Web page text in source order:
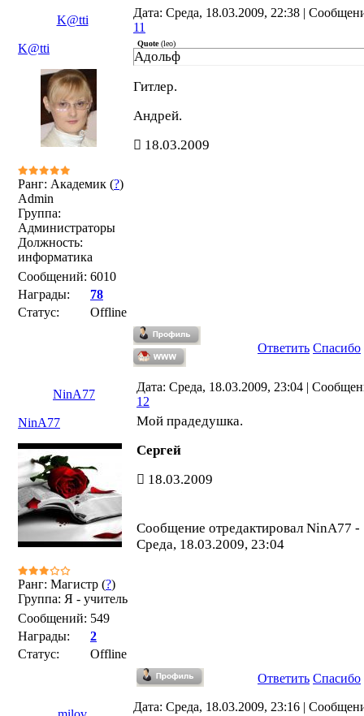
K@tti
Дата: Среда, 18.03.2009, 22:38 |
11
K@tti
Ранг: Академик (?)
Admin
Группа:
Администраторы
Должность:
информатика
Сообщений: 6010
Награды:
78
Статус:
Offline
Quote(leo)
Адольф
Гитлер.
Андрей.
18.03.2009
Ответить Спасибо
NinA77
Дата: Среда, 18.03.2009, 23:04 |
12
NinA77
Ранг: Магистр (?)
Группа: Я - учитель
Сообщений: 549
Награды:
2
Статус:
Offline
Мой прадедушка.
Сергей
18.03.2009
Сообщение отредактировал NinA77 -
Среда, 18.03.2009, 23:04
Ответить Спасибо
Дата: Среда, 18.03.2009, 23:16 |